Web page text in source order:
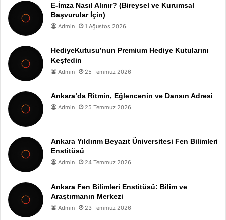
E-İmza Nasıl Alınır? (Bireysel ve Kurumsal
Başvurular İçin)
Admin 1 Ağustos 2026
HediyeKutusu’nun Premium Hediye Kutularını
Keşfedin
Admin 25 Temmuz 2026
Ankara’da Ritmin, Eğlencenin ve Dansın Adresi
Admin 25 Temmuz 2026
Ankara Yıldırım Beyazıt Üniversitesi Fen Bilimleri
Enstitüsü
Admin 24 Temmuz 2026
Ankara Fen Bilimleri Enstitüsü: Bilim ve
Araştırmanın Merkezi
Admin 23 Temmuz 2026